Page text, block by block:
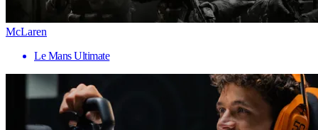
McLaren
Le Mans Ultimate